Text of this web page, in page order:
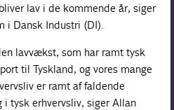
lav i de kommende år, siger
i Dansk Industri (DI).
lavvækst, som har ramt tysk
til Tyskland, og vores mange
er ramt af faldende
tysk erhvervsliv, siger Allan